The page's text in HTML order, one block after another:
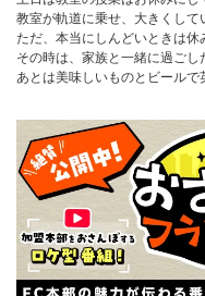
教室が軌道に乗せ、大きくして
ただ、本当にしんどいときは休
その時は、家族と一緒に過ごし
あとは美味しいものとビールで